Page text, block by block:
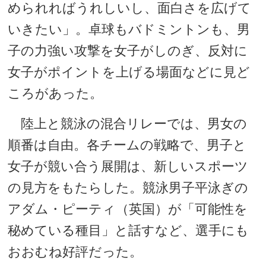
められればうれしいし、面白さを広げて
いきたい」。卓球もバドミントンも、男
子の力強い攻撃を女子がしのぎ、反対に
女子がポイントを上げる場面などに見ど
ころがあった。
陸上と競泳の混合リレーでは、男女の
順番は自由。各チームの戦略で、男子と
女子が競い合う展開は、新しいスポーツ
の見方をもたらした。競泳男子平泳ぎの
アダム・ピーティ（英国）が「可能性を
秘めている種目」と話すなど、選手にも
おおむね好評だった。